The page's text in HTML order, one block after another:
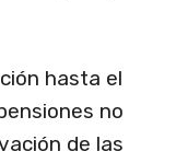
hasta el
no
de las